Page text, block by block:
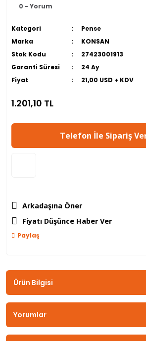
0 - Yorum
Kategori
Pense
Marka
KONSAN
Stok Kodu
27423001913
Garanti Süresi
24 Ay
Fiyat
21,00 USD + KDV
1.201,10 TL
Telefon İle Sipariş
Arkadaşına Öner
Fiyatı Düşünce Haber Ver
Paylaş
Ürün Bilgisi
Yorumlar